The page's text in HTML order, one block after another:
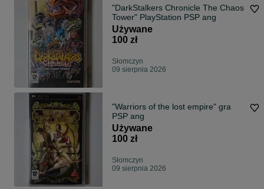
"DarkStalkers Chronicle The Chaos
Tower" PlayStation PSP ang
Używane
100 zł
Słomczyn
09 sierpnia 2026
"Warriors of the lost empire" gra
PSP ang
Używane
100 zł
Słomczyn
09 sierpnia 2026